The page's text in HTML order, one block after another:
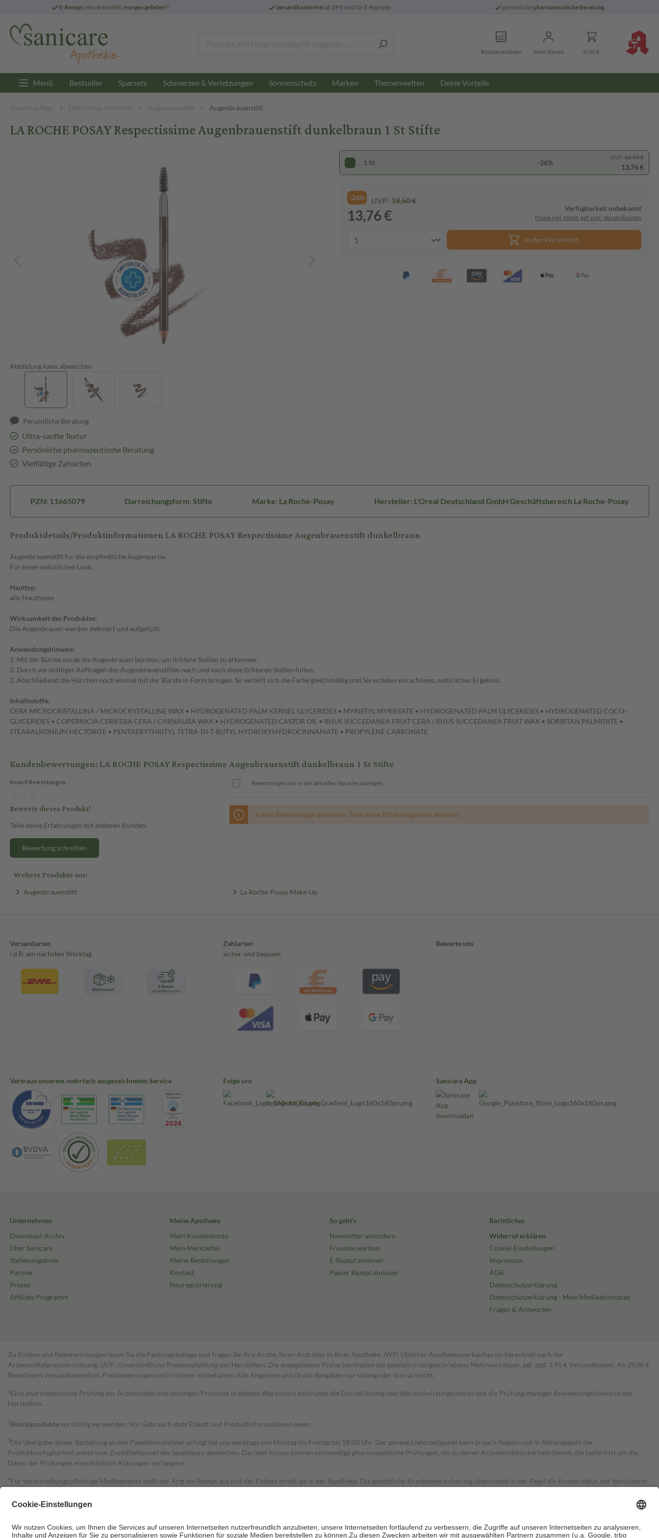
E-Rezept: Heute bestellt, morgen geliefert3 versandkostenfreiab 29 € und für E-Rezepte persönliche pharmazeutische Beratung
Rezept einlösen Mein Konto 0,00 €
Menü Bestseller Sparsets Schmerzen & Verletzungen Sonnenschutz Marken Themenwelten Deine Vorteile
Gesichtspflege Dekorative Kosmetik Augenkosmetik Augenbrauenstift
LA ROCHE POSAY Respectissime Augenbrauenstift dunkelbraun 1 St Stifte
Abbildung kann abweichen
Persönliche Beratung
Ultra-sanfte Textur
Persönliche pharmazeutische Beratung
Vielfältige Zahlarten
1 St -26%
UVP: 18,50 €
13,76 €
-26% UVP: 18,50 €
13,76 € Verfügbarkeit unbekannt
Preise inkl. MwSt. ggf. zzgl. Versandkosten
In den Warenkorb
PZN: 11665079 Darreichungsform: Stifte Marke: La Roche-Posay Hersteller: L'Oreal Deutschland GmbH Geschäftsbereich La Roche-Posay
Produktdetails/Produktinformationen LA ROCHE POSAY Respectissime Augenbrauenstift dunkelbraun
Augenbrauenstift für die empfindliche Augenpartie.
Für einen natürlichen Look.
Hauttyp:
alle Hauttypen
Wirksamkeit des Produktes:
Die Augenbrauen werden definiert und aufgefüllt.
Anwendungshinweis:
1. Mit der Bürste vorab die Augenbrauen bürsten, um lichtere Stellen zu erkennen.
2. Durch vorsichtiges Auftragen des Augenbrauenstiftes nach und nach diese lichteren Stellen füllen.
3. Abschließend die Härchen noch einmal mit der Bürste in Form bringen. So verteilt sich die Farbe gleichmäßig und Sie erzielen ein schönes, natürliches Ergebnis.
Inhaltsstoffe:
CERA MICROCRISTALLINA / MICROCRYSTALLINE WAX • HYDROGENATED PALM KERNEL GLYCERIDES • MYRISTYL MYRISTATE • HYDROGENATED PALM GLYCERIDES • HYDROGENATED COCO-
GLYCERIDES • COPERNICIA CERIFERA CERA / CARNAUBA WAX • HYDROGENATED CASTOR OIL • RHUS SUCCEDANEA FRUIT CERA / RHUS SUCCEDANEA FRUIT WAX • SORBITAN PALMITATE •
STEARALKONIUM HECTORITE • PENTAERYTHRITYL TETRA-DI-T-BUTYL HYDROXYHYDROCINNAMATE • PROPYLENE CARBONATE
Kundenbewertungen: LA ROCHE POSAY Respectissime Augenbrauenstift dunkelbraun 1 St Stifte
0 von 0 Bewertungen
Bewerte dieses Produkt!
Teile deine Erfahrungen mit anderen Kunden.
Bewertung schreiben
Bewertungen nur in der aktuellen Sprache anzeigen.
Keine Bewertungen gefunden. Teile deine Erfahrungen mit anderen.
Weitere Produkte aus:
Augenbrauenstift La Roche-Posay Make-Up
Versandarten
i.d.R. am nächsten Werktag
Zahlarten
sicher und bequem
Bewerte uns
Vertraue unserem mehrfach ausgezeichneten Service Folge uns Sanicare App
Unternehmen
Download-Archiv
Über Sanicare
Stellenangebote
Partner
Presse
Affiliate Programm
Meine Apotheke
Mein Kundenkonto
Mein Merkzettel
Meine Bestellungen
Kontakt
Neuregistrierung
So geht's
Newsletter anfordern
Freunde werben
E-Rezept einlösen
Papier Rezept einlösen
Rechtliches
Widerruf erklären
Cookie-Einstellungen
Impressum
AGB
Datenschutzerklärung
Datenschutzerklärung - Mein Medikationsplan
Fragen & Antworten
Zu Risiken und Nebenwirkungen lesen Sie die Packungsbeilage und fragen Sie Ihre Ärztin, Ihren Arzt oder in Ihrer Apotheke. AVP: Üblicher Apothekenverkaufspreis berechnet nach der
Arzneimittelpreisverordnung. UVP: Unverbindliche Preisempfehlung des Herstellers. Die angegebenen Preise beinhalten die gesetzlich vorgeschriebene Mehrwertsteuer, ggf. zzgl. 3,95 € Versandkosten. Ab 29,00 €
Bestell­wert versand­kosten­frei. Preisänderungen und Irrtümer vorbehalten. Alle Angebote und Gratis-Beigaben nur solange der Vorrat reicht.
1 Eine pharmazeutische Prüfung der Arzneimittel und sonstigen Produkte in deinem Warenkorb beinhaltet die Durchführung von Wechselwirkungschecks und die Prüfung etwaiger Anwendungshinweise des
Herstellers.
2Biozidproduktevorsichtig verwenden. Vor Gebrauch stets Etikett und Produktinformationen lesen.
3Die Übergabe deiner Bestellung an den Paketdienstleister erfolgt bei uns werktags von Montag bis Freitag bis 18:00 Uhr. Der genaue Lieferzeitpunkt kann je nach Region und in Abhängigkeit der
Produktverfügbarkeit sowie vom Zustellzeitpunkt des Spediteurs abweichen. Darüber hinaus können notwendige pharmazeutische Prüfungen, die zu deiner Arzneimittelsicherheit dienen, die Lieferfrist um die
Dauer der Prüfungen einschließlich Klärungen verlängern.
4Für verschreibungspflichtige Medikamente stellt der Arzt ein Rezept aus und der Patient erhält sie in der Apotheke. Die gesetzliche Krankenversicherung übernimmt in der Regel die Kosten dafür, der Versicherte
Grundsätzlich leisten Mitglieder Zuzahlungen in Höhe von zehn Prozent des Abgabepreises,
Es sind jedoch nie mehr als die tatsächlichen Kosten der Leistung
Bei Heilmitteln und häuslicher Krankenpflege beträgt die Zuzahlung zehn Prozent der Kosten sowie zehn Euro je Verordnung.